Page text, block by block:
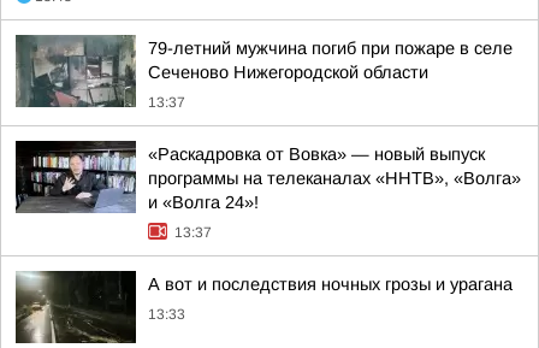
79-летний мужчина погиб при пожаре в селе
Сеченово Нижегородской области
13:37
«Раскадровка от Вовка» — новый выпуск
программы на телеканалах «ННТВ», «Волга»
и «Волга 24»!
13:37
А вот и последствия ночных грозы и урагана
13:33